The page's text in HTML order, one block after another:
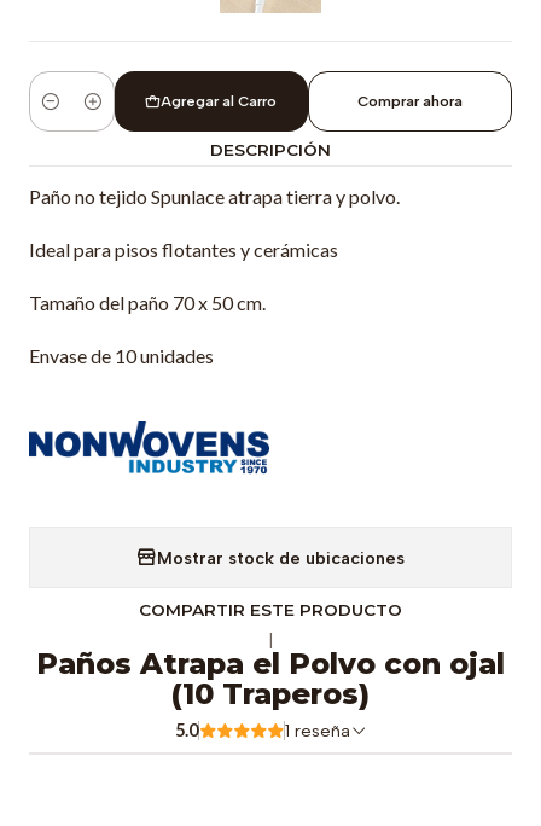
Cantidad
Agregar al Carro Comprar ahora
DESCRIPCIÓN
Paño no tejido Spunlace atrapa tierra y polvo.
Ideal para pisos flotantes y cerámicas
Tamaño del paño 70 x 50 cm.
Envase de 10 unidades
Mostrar stock de ubicaciones
COMPARTIR ESTE PRODUCTO
Paños Atrapa el Polvo con ojal
(10 Traperos)
5.0 1 reseña